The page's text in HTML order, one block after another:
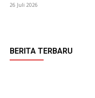
26 Juli 2026
BERITA TERBARU